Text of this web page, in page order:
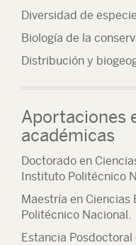
Diversidad de
Biología de la
Distribución y
Aportaciones
académicas
Doctorado en
Instituto Politécnico
Maestría en
Politécnico Nacional.
Estancia